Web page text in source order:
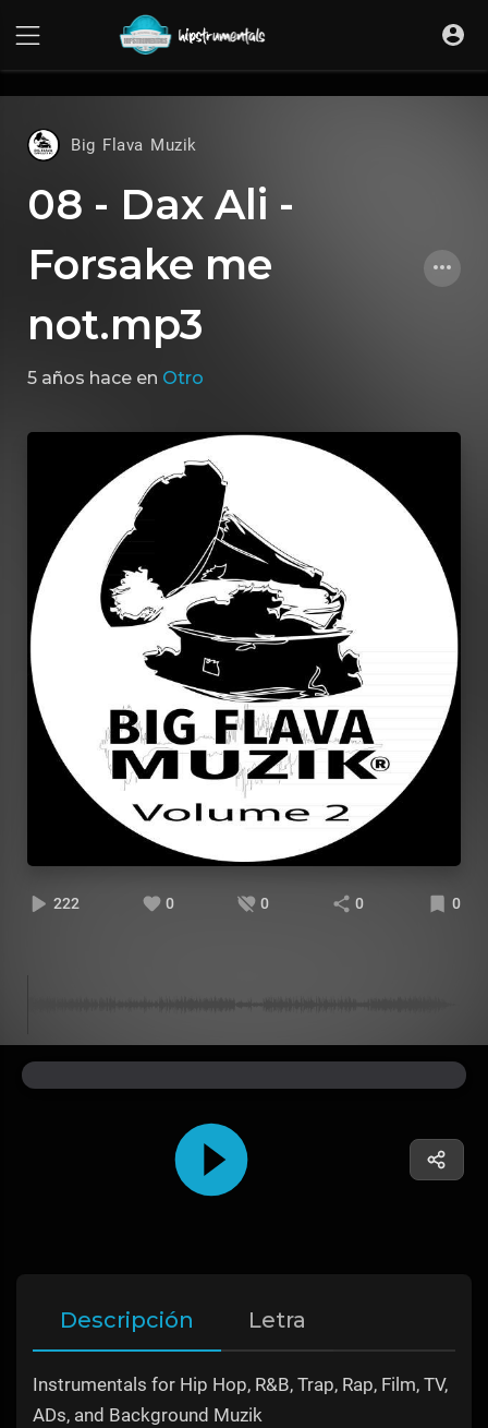
Big Flava Muzik
08 - Dax Ali -
Forsake me
not.mp3
5 años hace en Otro
222 0 0 0 0
Descripción Letra
Instrumentals for Hip Hop, R&B, Trap, Rap, Film, TV,
ADs, and Background Muzik